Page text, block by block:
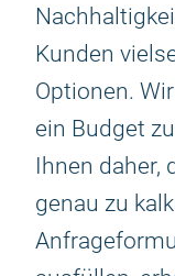
Kunden
Optionen.
ein Budget
Ihnen daher,
genau zu